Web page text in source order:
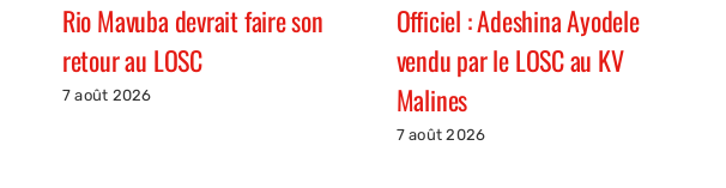
Rio Mavuba devrait faire son
retour au LOSC
7 août 2026
Officiel : Adeshina Ayodele
vendu par le LOSC au KV
Malines
7 août 2026